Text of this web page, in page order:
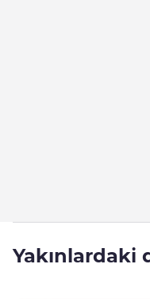
Yakınlardaki